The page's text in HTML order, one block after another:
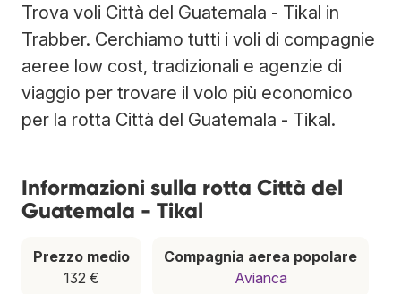
Trova voli Città del Guatemala - Tikal in
Trabber. Cerchiamo tutti i voli di compagnie
aeree low cost, tradizionali e agenzie di
viaggio per trovare il volo più economico
per la rotta Città del Guatemala - Tikal.
Informazioni sulla rotta Città del
Guatemala - Tikal
Prezzo medio
132 €
Compagnia aerea popolare
Avianca